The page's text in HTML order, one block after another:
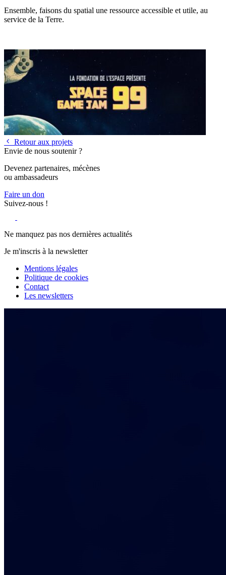
Ensemble, faisons du spatial une ressource accessible et utile, au
service de la Terre.
Retour aux projets
Envie de nous soutenir ?
Devenez partenaires, mécènes
ou ambassadeurs
Faire un don
Suivez-nous !
Ne manquez pas nos dernières actualités
Je m'inscris à la newsletter
Mentions légales
Politique de cookies
Contact
Les newsletters